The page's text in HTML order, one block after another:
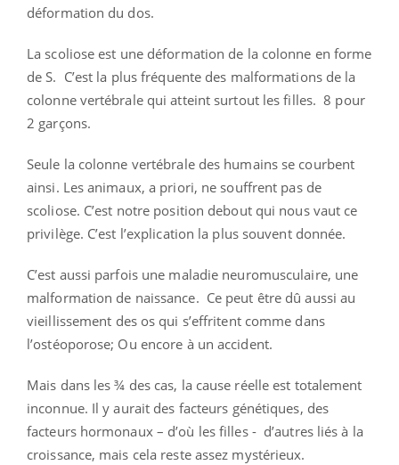
déformation du dos.
La scoliose est une déformation de la colonne en forme
de S. C’est la plus fréquente des malformations de la
colonne vertébrale qui atteint surtout les filles. 8 pour
2 garçons.
Seule la colonne vertébrale des humains se courbent
ainsi. Les animaux, a priori, ne souffrent pas de
scoliose. C’est notre position debout qui nous vaut ce
privilège. C’est l’explication la plus souvent donnée.
C’est aussi parfois une maladie neuromusculaire, une
malformation de naissance. Ce peut être dû aussi au
vieillissement des os qui s’effritent comme dans
l’ostéoporose; Ou encore à un accident.
Mais dans les ¾ des cas, la cause réelle est totalement
inconnue. Il y aurait des facteurs génétiques, des
facteurs hormonaux – d’où les filles - d’autres liés à la
croissance, mais cela reste assez mystérieux.